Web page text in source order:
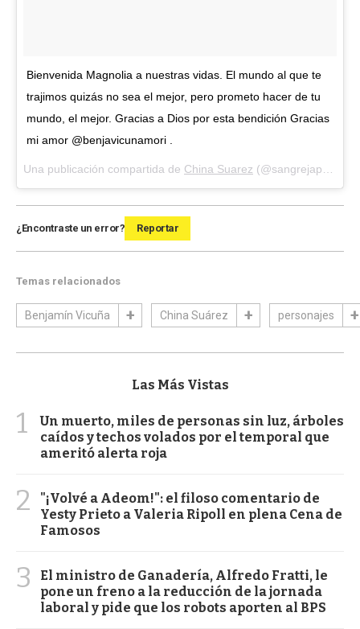
Bienvenida Magnolia a nuestras vidas. El mundo al que te
trajimos quizás no sea el mejor, pero prometo hacer de tu
mundo, el mejor. Gracias a Dios por esta bendición Gracias
mi amor @benjavicunamori .
Una publicación compartida de China Suarez (@sangrejaponesa) el
¿Encontraste un error? Reportar
Temas relacionados
Benjamín Vicuña China Suárez personajes
Las Más Vistas
1
Un muerto, miles de personas sin luz, árboles
caídos y techos volados por el temporal que
ameritó alerta roja
2
"¡Volvé a Adeom!": el filoso comentario de
Yesty Prieto a Valeria Ripoll en plena Cena de
Famosos
3
El ministro de Ganadería, Alfredo Fratti, le
pone un freno a la reducción de la jornada
laboral y pide que los robots aporten al BPS